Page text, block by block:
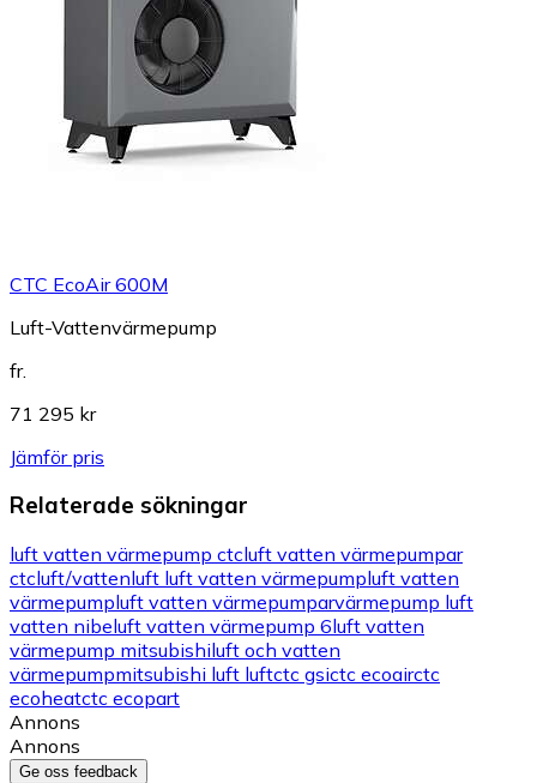
CTC EcoAir 600M
Luft-Vattenvärmepump
fr.
71 295 kr
Jämför pris
Relaterade sökningar
luft vatten värmepump ctcluft vatten värmepumpar
ctcluft/vattenluft luft vatten värmepumpluft vatten
värmepumpluft vatten värmepumparvärmepump luft
vatten nibeluft vatten värmepump 6luft vatten
värmepump mitsubishiluft och vatten
värmepumpmitsubishi luft luftctc gsictc ecoairctc
ecoheatctc ecopart
Annons
Annons
Ge oss feedback